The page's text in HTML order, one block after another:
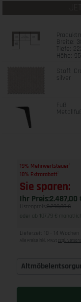
Breite:
Tiefe:
Höhe:
Stoff:
silver
Fuß
19% Mehrwertsteuer
10% Extrarabatt
Sie sparen:
Ihr Preis:2.487,00
Listenpreis: 3.290,00 €
oder ab 107,79 €
Lieferzeit 10 - 14 Wochen
Alle Preise inkl. MwSt zzgl. Versand